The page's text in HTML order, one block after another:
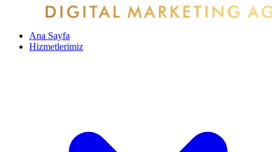
Ana Sayfa
Hizmetlerimiz